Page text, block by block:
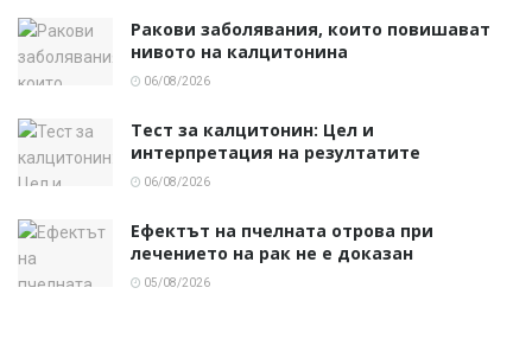
Ракови заболявания, които повишават
нивото на калцитонина
06/08/2026
Тест за калцитонин: Цел и
интерпретация на резултатите
06/08/2026
Ефектът на пчелната отрова при
лечението на рак не е доказан
05/08/2026